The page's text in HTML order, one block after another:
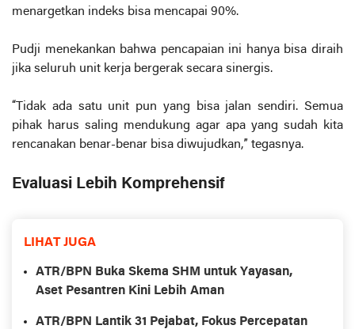
menargetkan indeks bisa mencapai 90%.
Pudji menekankan bahwa pencapaian ini hanya bisa diraih
jika seluruh unit kerja bergerak secara sinergis.
“Tidak ada satu unit pun yang bisa jalan sendiri. Semua
pihak harus saling mendukung agar apa yang sudah kita
rencanakan benar-benar bisa diwujudkan,” tegasnya.
Evaluasi Lebih Komprehensif
LIHAT JUGA
ATR/BPN Buka Skema SHM untuk Yayasan,
Aset Pesantren Kini Lebih Aman
ATR/BPN Lantik 31 Pejabat, Fokus Percepatan